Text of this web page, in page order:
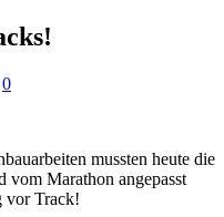
0
mussten heute die
vom Marathon angepasst
vor Track!